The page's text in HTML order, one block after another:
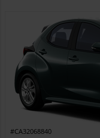
#CA32068840